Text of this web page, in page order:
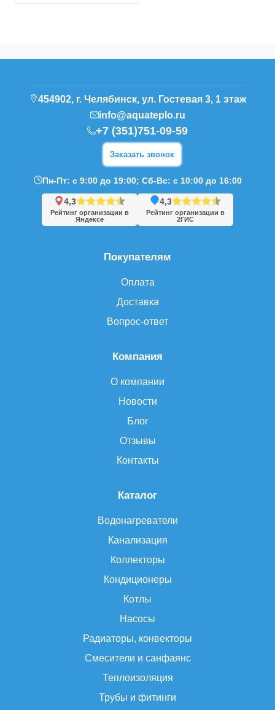
Каталог
Водонагреватели
Канализация
Коллекторы
Кондиционеры
Котлы
Насосы
Радиаторы, конвекторы
Смесители и санфаянс
Теплоизоляция
Трубы и фитинги
Компания
О компании
Новости
Блог
Отзывы
Контакты
Покупателям
Оплата
Доставка
Вопрос-ответ
454902, г. Челябинск, ул. Гостевая 3, 1 этаж
info@aquateplo.ru
+7 (351)751-09-59
Заказать звонок
Пн-Пт: с 9:00 до 19:00; Сб-Вс: с 10:00 до 16:00
4,3
Рейтинг организации в
Яндексе
4,3
Рейтинг организации в
2ГИС